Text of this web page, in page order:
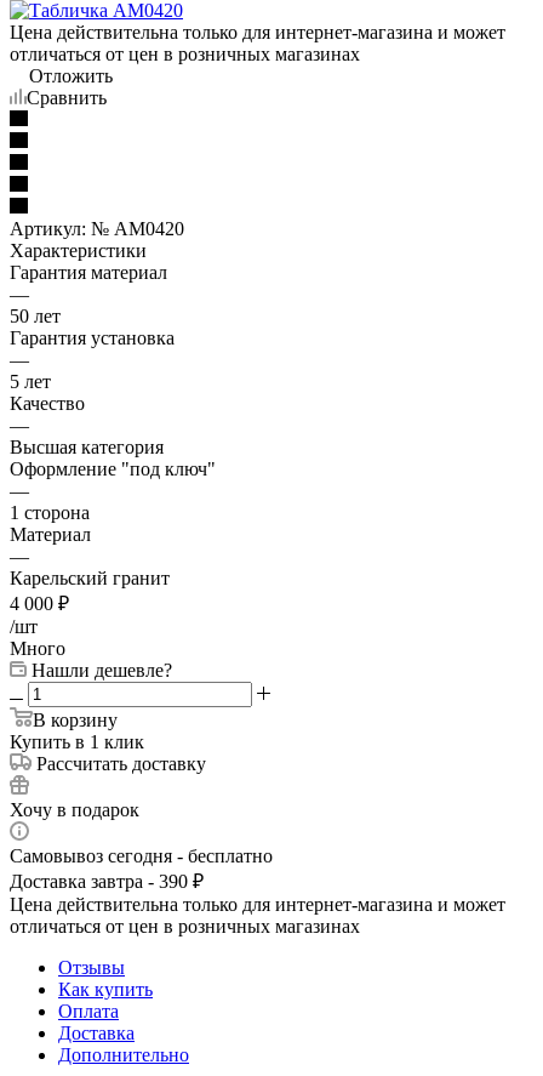
Цена действительна только для интернет-магазина и может
отличаться от цен в розничных магазинах
Отложить
Сравнить
Артикул: № AM0420
Характеристики
Гарантия материал
—
50 лет
Гарантия установка
—
5 лет
Качество
—
Высшая категория
Оформление "под ключ"
—
1 сторона
Материал
—
Карельский гранит
4 000 ₽
/шт
Много
Нашли дешевле?
В корзину
Купить в 1 клик
Рассчитать доставку
Хочу в подарок
Самовывоз сегодня - бесплатно
Доставка завтра - 390 ₽
Цена действительна только для интернет-магазина и может
отличаться от цен в розничных магазинах
Отзывы
Как купить
Оплата
Доставка
Дополнительно